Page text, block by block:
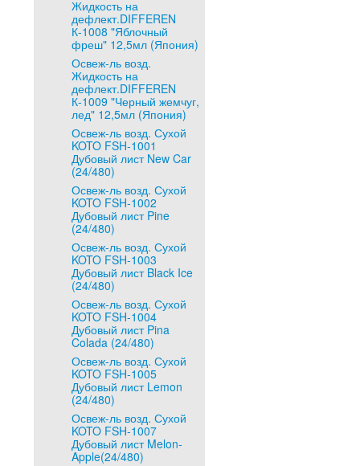
Жидкость на
дефлект.DIFFEREN
К-1008 "Яблочный
фреш" 12,5мл (Япония)
Освеж-ль возд.
Жидкость на
дефлект.DIFFEREN
К-1009 "Черный жемчуг,
лед" 12,5мл (Япония)
Освеж-ль возд. Сухой
KOTO FSH-1001
Дубовый лист New Car
(24/480)
Освеж-ль возд. Сухой
KOTO FSH-1002
Дубовый лист Pine
(24/480)
Освеж-ль возд. Сухой
KOTO FSH-1003
Дубовый лист Black Ice
(24/480)
Освеж-ль возд. Сухой
KOTO FSH-1004
Дубовый лист Pina
Colada (24/480)
Освеж-ль возд. Сухой
KOTO FSH-1005
Дубовый лист Lemon
(24/480)
Освеж-ль возд. Сухой
KOTO FSH-1007
Дубовый лист Melon-
Apple(24/480)